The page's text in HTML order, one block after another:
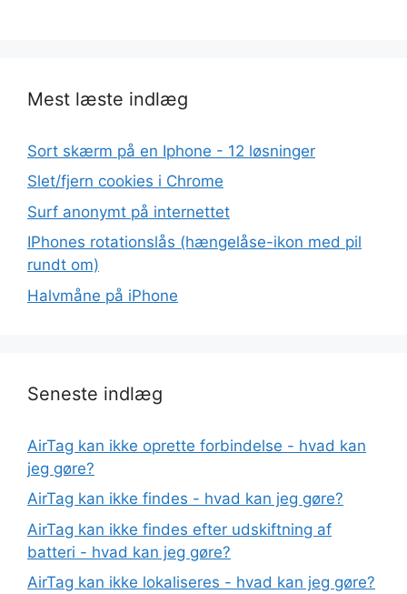
Mest læste indlæg
Sort skærm på en Iphone - 12 løsninger
Slet/fjern cookies i Chrome
Surf anonymt på internettet
IPhones rotationslås (hængelåse-ikon med pil
rundt om)
Halvmåne på iPhone
Seneste indlæg
AirTag kan ikke oprette forbindelse - hvad kan
jeg gøre?
AirTag kan ikke findes - hvad kan jeg gøre?
AirTag kan ikke findes efter udskiftning af
batteri - hvad kan jeg gøre?
AirTag kan ikke lokaliseres - hvad kan jeg gøre?